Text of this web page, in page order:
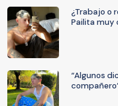
¿Trabajo o
Pailita muy
“Algunos